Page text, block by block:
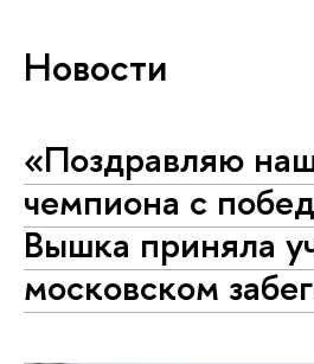
Новости
«Поздравляю
чемпиона с
Вышка приняла
московском